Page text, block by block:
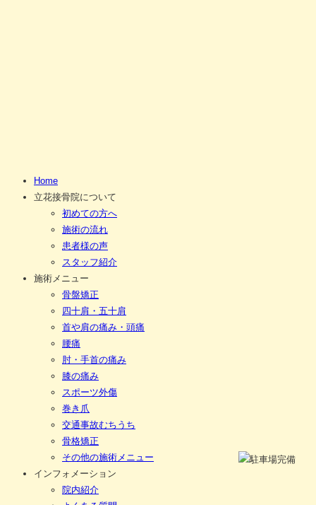
Home
立花接骨院について
初めての方へ
施術の流れ
患者様の声
スタッフ紹介
施術メニュー
骨盤矯正
四十肩・五十肩
首や肩の痛み・頭痛
腰痛
肘・手首の痛み
膝の痛み
スポーツ外傷
巻き爪
交通事故むちうち
骨格矯正
その他の施術メニュー
インフォメーション
院内紹介